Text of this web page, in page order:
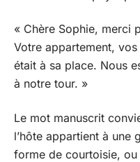
« Chère Sophie, merci
Votre appartement,
était à sa place. Nous
à notre tour. »
Le mot manuscrit
l’hôte appartient à une
forme de courtoisie,